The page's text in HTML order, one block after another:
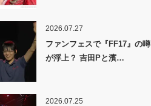
2026.07.27
ファンフェスで『FF17』の噂
が浮上？ 吉田Pと濱…
2026.07.25